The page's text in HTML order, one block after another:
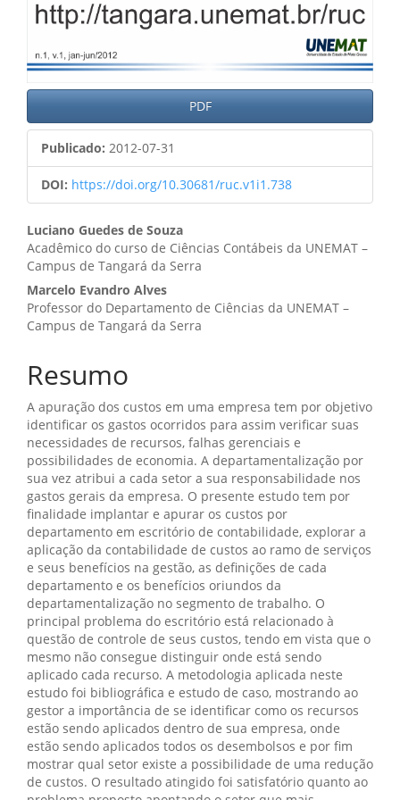
PDF
Publicado: 2012-07-31
DOI: https://doi.org/10.30681/ruc.v1i1.738
Conteúdo
do
artigo
principal
Luciano Guedes de Souza
Acadêmico do curso de Ciências Contábeis da UNEMAT –
Campus de Tangará da Serra
Marcelo Evandro Alves
Professor do Departamento de Ciências da UNEMAT –
Campus de Tangará da Serra
Resumo
A apuração dos custos em uma empresa tem por objetivo
identificar os gastos ocorridos para assim verificar suas
necessidades de recursos, falhas gerenciais e
possibilidades de economia. A departamentalização por
sua vez atribui a cada setor a sua responsabilidade nos
gastos gerais da empresa. O presente estudo tem por
finalidade implantar e apurar os custos por
departamento em escritório de contabilidade, explorar a
aplicação da contabilidade de custos ao ramo de serviços
e seus benefícios na gestão, as definições de cada
departamento e os benefícios oriundos da
departamentalização no segmento de trabalho. O
principal problema do escritório está relacionado à
questão de controle de seus custos, tendo em vista que o
mesmo não consegue distinguir onde está sendo
aplicado cada recurso. A metodologia aplicada neste
estudo foi bibliográfica e estudo de caso, mostrando ao
gestor a importância de se identificar como os recursos
estão sendo aplicados dentro de sua empresa, onde
estão sendo aplicados todos os desembolsos e por fim
mostrar qual setor existe a possibilidade de uma redução
de custos. O resultado atingido foi satisfatório quanto ao